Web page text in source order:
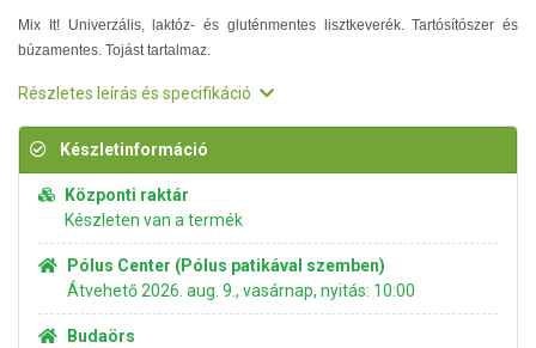
Mix It! Univerzális, laktóz- és gluténmentes lisztkeverék. Tartósítószer és
búzamentes. Tojást tartalmaz.
Részletes leírás és specifikáció
Készletinformáció
Központi raktár
Készleten van a termék
Pólus Center (Pólus patikával szemben)
Átvehető 2026. aug. 9., vasárnap, nyitás: 10:00
Budaörs